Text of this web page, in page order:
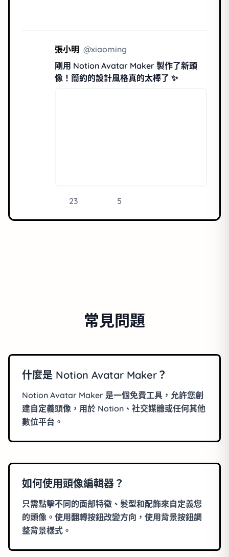
張小明 @xiaoming
剛用 Notion Avatar Maker 製作了新頭
像！簡約的設計風格真的太棒了 ✨
23 5
常見問題
什麼是 Notion Avatar Maker？
Notion Avatar Maker 是一個免費工具，允許您創
建自定義頭像，用於 Notion、社交媒體或任何其他
數位平台。
如何使用頭像編輯器？
只需點擊不同的面部特徵、髮型和配飾來自定義您
的頭像。使用翻轉按鈕改變方向，使用背景按鈕調
整背景樣式。